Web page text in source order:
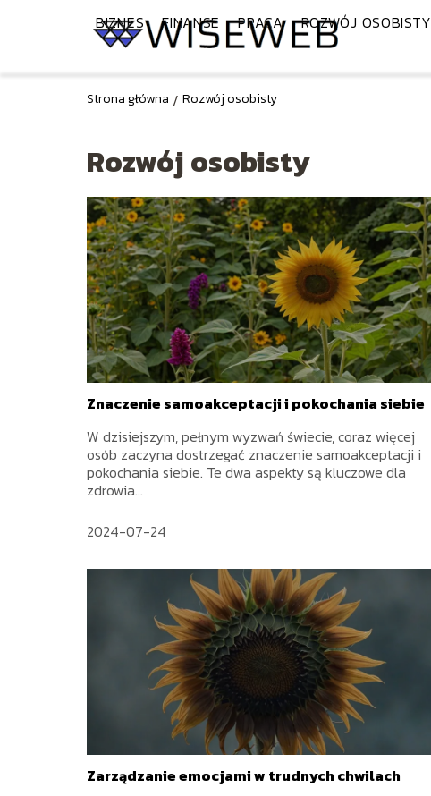
BIZNES FINANSE PRACA ROZWÓJ OSOBISTY
Strona główna / Rozwój osobisty
Rozwój osobisty
Znaczenie samoakceptacji i pokochania siebie
W dzisiejszym, pełnym wyzwań świecie, coraz więcej
osób zaczyna dostrzegać znaczenie samoakceptacji i
pokochania siebie. Te dwa aspekty są kluczowe dla
zdrowia...
2024-07-24
Zarządzanie emocjami w trudnych chwilach